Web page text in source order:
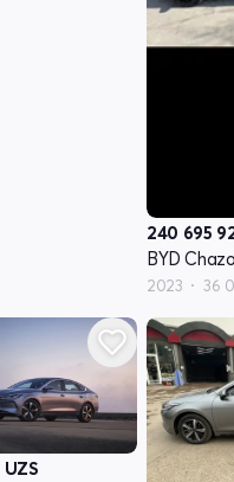
240 695
BYD
2023 36
UZS